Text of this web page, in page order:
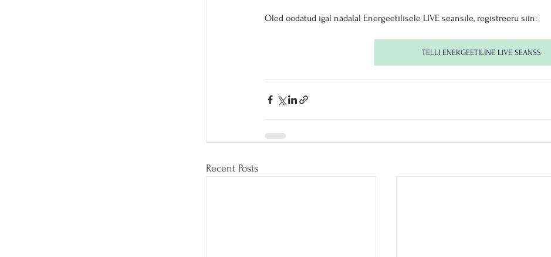
Oled oodatud igal nädalal Energeetilisele LIVE seansile, registreeru siin:
TELLI ENERGEETILINE LIVE SEANSS
Recent Posts